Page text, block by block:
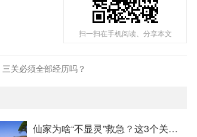
扫一扫在手机阅读、分享本文
三关必须全部经历吗？
仙家为啥“不显灵”救急？这3个关口必须自己扛！